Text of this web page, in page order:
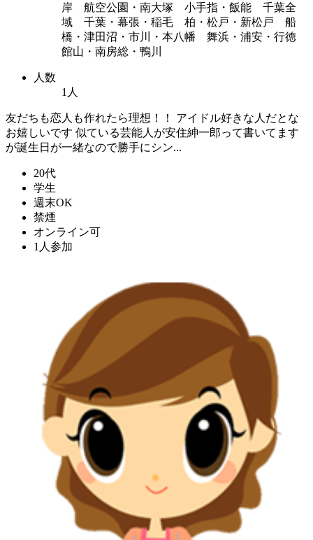
岸 航空公園・南大塚 小手指・飯能 千葉全
域 千葉・幕張・稲毛 柏・松戸・新松戸 船
橋・津田沼・市川・本八幡 舞浜・浦安・行徳
館山・南房総・鴨川
人数
1人
友だちも恋人も作れたら理想！！ アイドル好きな人だとな
お嬉しいです 似ている芸能人が安住紳一郎って書いてます
が誕生日が一緒なので勝手にシン...
20代
学生
週末OK
禁煙
オンライン可
1人参加